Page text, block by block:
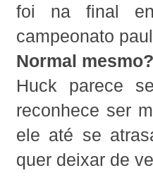
foi na final
campeonato
Normal mesmo?
Huck parece
reconhece ser
ele até se
quer deixar de